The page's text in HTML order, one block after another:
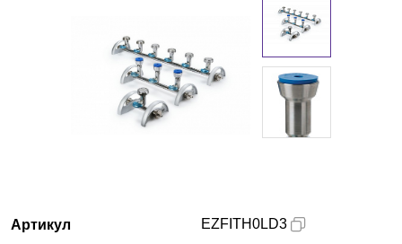
Доставка и оплата
Артикул
EZFITH0LD3